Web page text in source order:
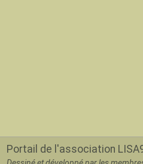
Portail de l'association